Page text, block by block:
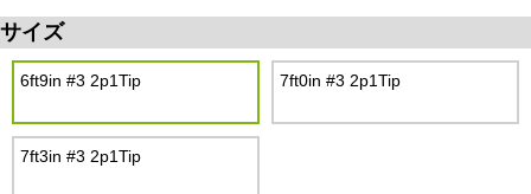
サイズ
6ft9in #3 2p1Tip 7ft0in #3 2p1Tip
7ft3in #3 2p1Tip